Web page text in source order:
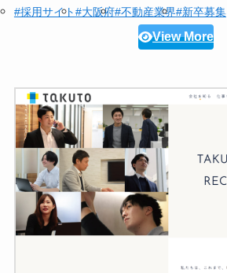
#採用サイト#大阪府#不動産業界#新卒募集
View More